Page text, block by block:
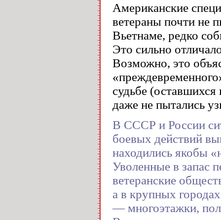
Американские
ветераны почти не
Вьетнаме, редко
Это сильно
Возможно, это
судьбе
даже не пытались
В СССР и России
боевых действий
находились якобы
Уволенные в запас
ветеранские
а в крупных
— многоэтажки,